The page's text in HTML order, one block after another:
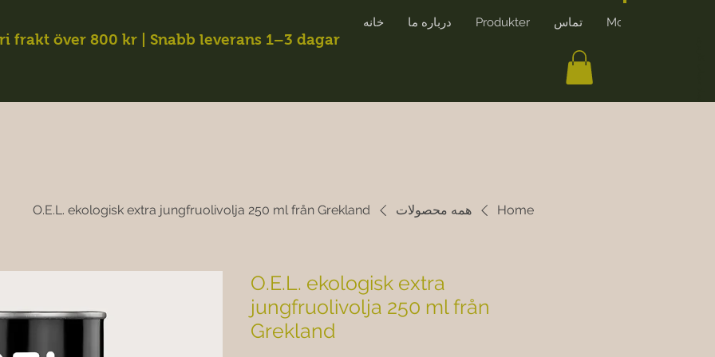
frakt över 800 kr | Snabb leverans 1–3 dagar
خانه درباره ما Produkter تماس More
Home همه محصولات O.E.L. ekologisk extra jungfruolivolja 250 ml från Grekland
O.E.L. ekologisk extra
jungfruolivolja 250 ml från
Grekland